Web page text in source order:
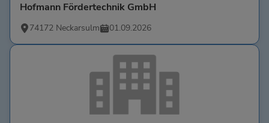
Hofmann Fördertechnik GmbH
74172 Neckarsulm 01.09.2026